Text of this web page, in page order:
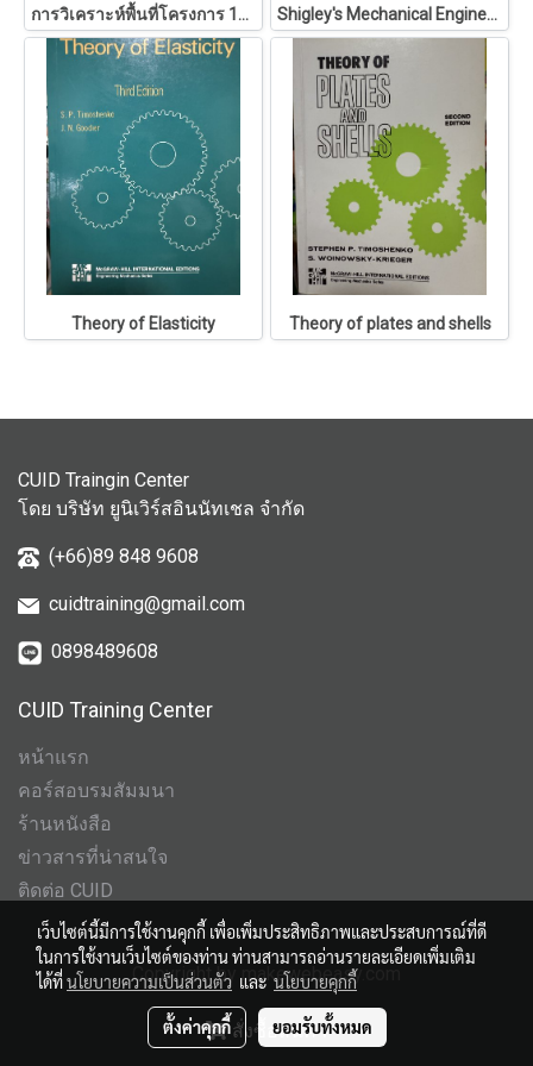
สั่งซื้อสินค้า
การวิเคราะห์พื้นที่โครงการ 146 Shigley's Mechanical Engineering Design
Theory of Elasticity Theory of plates and shells
CUID Traingin Center
โดย บริษัท ยูนิเวิร์สอินนัทเชล จำกัด
(+66)89 848 9608
cuidtraining@gmail.com
0898489608
CUID Training Center
หน้าแรก
คอร์สอบรมสัมมนา
ร้านหนังสือ
ข่าวสารที่น่าสนใจ
ติดต่อ CUID
Copyright by makewebeasy.com
ผู้เข้าชมทั้งหมด
899,407
เว็บไซต์นี้มีการใช้งานคุกกี้ เพื่อเพิ่มประสิทธิภาพและประสบการณ์ที่ดี
ในการใช้งานเว็บไซต์ของท่าน ท่านสามารถอ่านรายละเอียดเพิ่มเติม
ได้ที่นโยบายความเป็นส่วนตัว และ นโยบายคุกกี้
ตั้งค่าคุกกี้ ยอมรับทั้งหมด